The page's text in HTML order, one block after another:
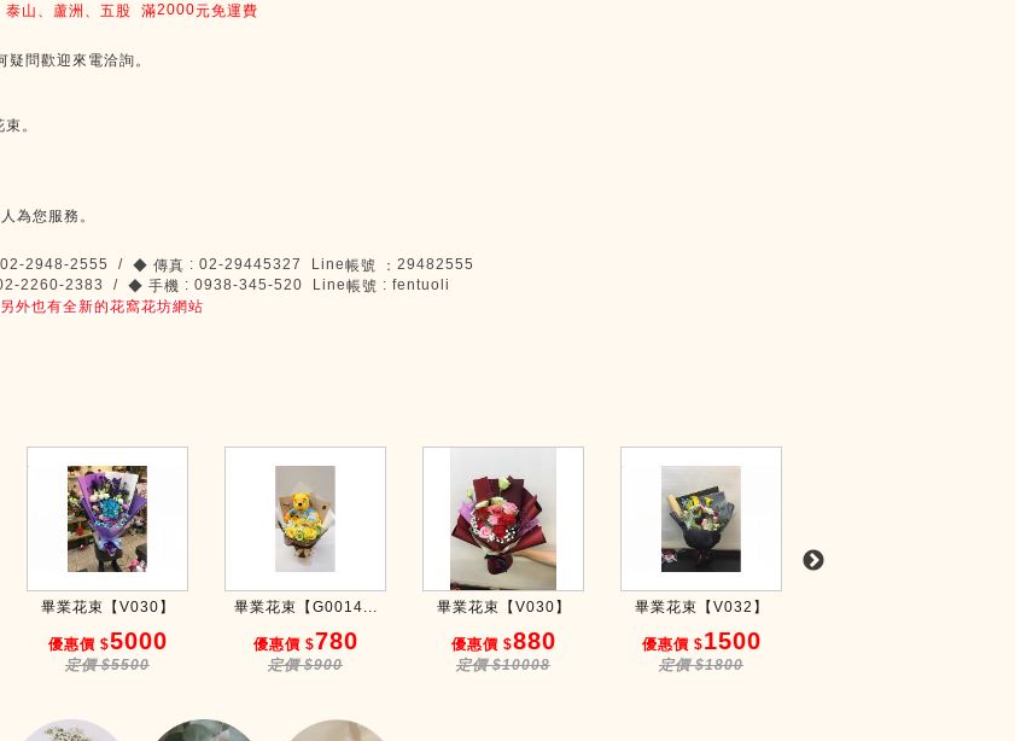
山、蘆洲、五股 滿2000元免運費
問歡迎來電洽詢。
。
為您服務。
2948-2555 / ◆ 傳真 : 02-29445327 Line帳號 ： 29482555
2260-2383 / ◆ 手機 : 0938-345-520 Line帳號 : fentuoli
外也有全新的花窩花坊網站
畢業花束【V030】
優惠價 $5000
定價 $5500
畢業花束【G0014...
優惠價 $780
定價 $900
畢業花束【V030】
優惠價 $880
定價 $10008
畢業花束【V032】
優惠價 $1500
定價 $1800